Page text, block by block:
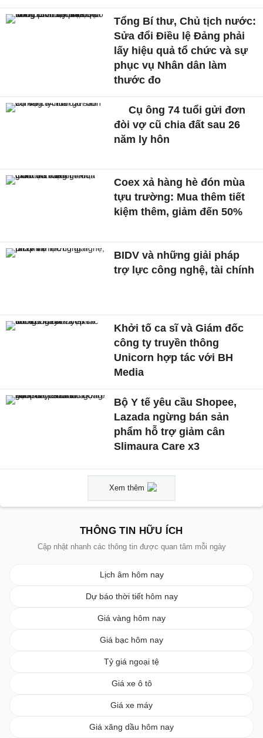
Tổng Bí thư, Chủ tịch nước:
Sửa đổi Điều lệ Đảng phải
lấy hiệu quả tổ chức và sự
phục vụ Nhân dân làm
thước đo
Cụ ông 74 tuổi gửi đơn
đòi vợ cũ chia đất sau 26
năm ly hôn
Coex xả hàng hè đón mùa
tựu trường: Mua thêm tiết
kiệm thêm, giảm đến 50%
BIDV và những giải pháp
trợ lực công nghệ, tài chính
Khởi tố ca sĩ và Giám đốc
công ty truyền thông
Unicorn hợp tác với BH
Media
Bộ Y tế yêu cầu Shopee,
Lazada ngừng bán sản
phẩm hỗ trợ giảm cân
Slimaura Care x3
Xem thêm
THÔNG TIN HỮU ÍCH
Cập nhật nhanh các thông tin được quan tâm mỗi ngày
Lịch âm hôm nay
Dự báo thời tiết hôm nay
Giá vàng hôm nay
Giá bạc hôm nay
Tỷ giá ngoại tệ
Giá xe ô tô
Giá xe máy
Giá xăng dầu hôm nay